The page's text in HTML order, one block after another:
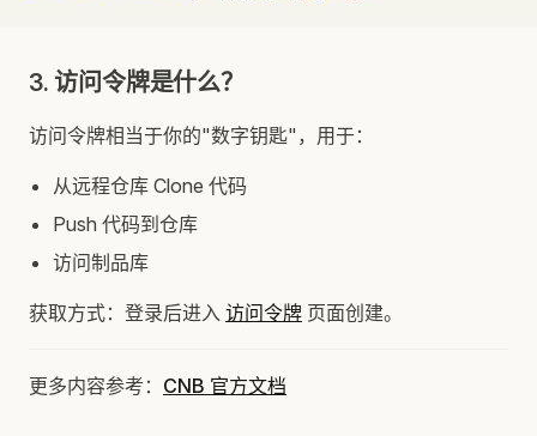
3. 访问令牌是什么？
访问令牌相当于你的"数字钥匙"，用于：
从远程仓库 Clone 代码
Push 代码到仓库
访问制品库
获取方式：登录后进入 访问令牌 页面创建。
更多内容参考： CNB 官方文档